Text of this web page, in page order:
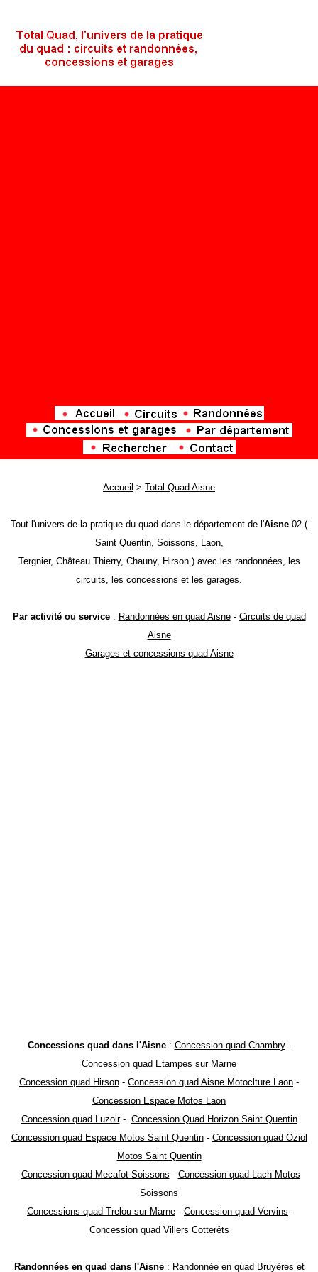
Accueil > Total Quad Aisne
Tout l'univers de la pratique du quad dans le département de l'Aisne 02 (
Saint Quentin, Soissons, Laon,
Tergnier, Château Thierry, Chauny, Hirson ) avec les randonnées, les
circuits, les concessions et les garages.
Par activité ou service: Randonnées en quad Aisne- Circuits de quad
Aisne
Garages et concessions quad Aisne
Concessions quad dans l'Aisne: Concession quad Chambry-
Concession quad Etampes sur Marne
Concession quad Hirson - Concession quad Aisne Motoclture Laon -
Concession Espace Motos Laon
Concession quad Luzoir- Concession Quad Horizon Saint Quentin
Concession quad Espace Motos Saint Quentin- Concession quad Oziol
Motos Saint Quentin
Concession quad Mecafot Soissons - Concession quad Lach Motos
Soissons
Concessions quad Trelou sur Marne - Concession quad Vervins -
Concession quad Villers Cotterêts
Randonnées en quad dans l'Aisne: Randonnée en quad Bruyères et